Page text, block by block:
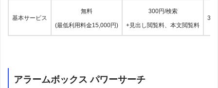
基本サービス
無料
(最低利用料金15,000円)
300円/検索
+見出し閲覧料、本文閲覧料
アラームボックス パワーサーチ